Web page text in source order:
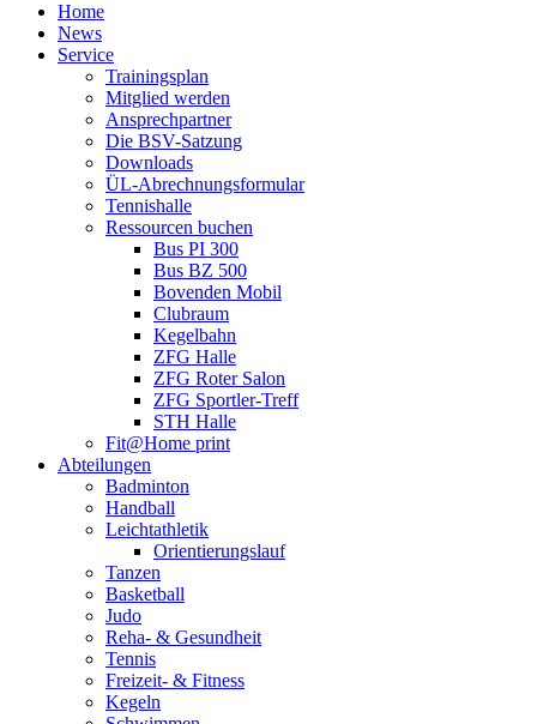
Home
News
Service
Trainingsplan
Mitglied werden
Ansprechpartner
Die BSV-Satzung
Downloads
ÜL-Abrechnungsformular
Tennishalle
Ressourcen buchen
Bus PI 300
Bus BZ 500
Bovenden Mobil
Clubraum
Kegelbahn
ZFG Halle
ZFG Roter Salon
ZFG Sportler-Treff
STH Halle
Fit@Home print
Abteilungen
Badminton
Handball
Leichtathletik
Orientierungslauf
Tanzen
Basketball
Judo
Reha- & Gesundheit
Tennis
Freizeit- & Fitness
Kegeln